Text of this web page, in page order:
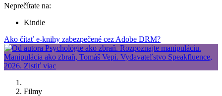
Neprečítate na:
Kindle
Ako čítať e-knihy zabezpečené cez Adobe DRM?
Filmy